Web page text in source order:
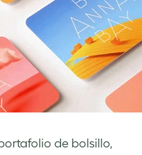
de bolsillo,